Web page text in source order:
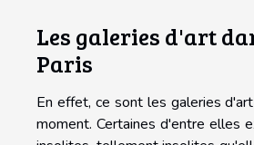
Les galeries d'art
Paris
En effet, ce sont les galeries
moment. Certaines d'entre elles